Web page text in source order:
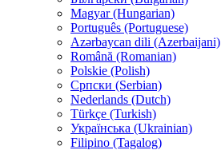
Magyar (Hungarian)
Português (Portuguese)
Azərbaycan dili (Azerbaijani)
Română (Romanian)
Polskie (Polish)
Српски (Serbian)
Nederlands (Dutch)
Türkçe (Turkish)
Українська (Ukrainian)
Filipino (Tagalog)